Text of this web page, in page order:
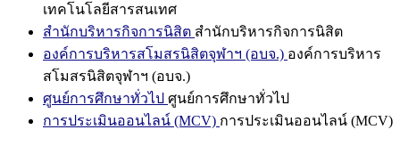
เทคโนโลยีสารสนเทศ
สำนักบริหารกิจการนิสิต สำนักบริหารกิจการนิสิต
องค์การบริหารสโมสรนิสิตจุฬาฯ (อบจ.) องค์การบริหาร
สโมสรนิสิตจุฬาฯ (อบจ.)
ศูนย์การศึกษาทั่วไป ศูนย์การศึกษาทั่วไป
การประเมินออนไลน์ (MCV) การประเมินออนไลน์ (MCV)